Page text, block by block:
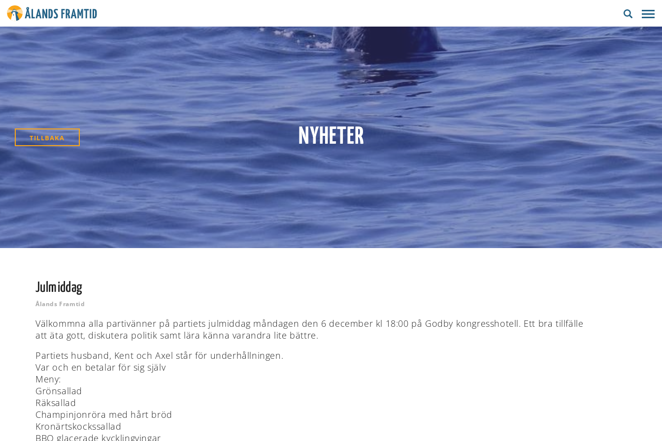
TILLBAKA NYHETER
Julmiddag
Ålands Framtid
Välkommna alla partivänner på partiets julmiddag måndagen den 6 december kl 18:00 på Godby kongresshotell. Ett bra tillfälle
att äta gott, diskutera politik samt lära känna varandra lite bättre.
Partiets husband, Kent och Axel står för underhållningen.
Var och en betalar för sig själv
Meny:
Grönsallad
Räksallad
Champinjonröra med hårt bröd
Kronärtskockssallad
BBQ glacerade kycklingvingar